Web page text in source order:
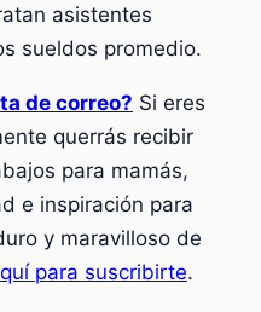
asistentes
sueldos promedio.
de correo? Si eres
querrás recibir
para mamás,
e inspiración para
y maravilloso de
para suscribirte.